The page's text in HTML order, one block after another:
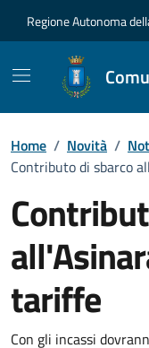
Regione Autonoma
Home / Novità /
Contributo di sbarco
tariffe
Con gli incassi